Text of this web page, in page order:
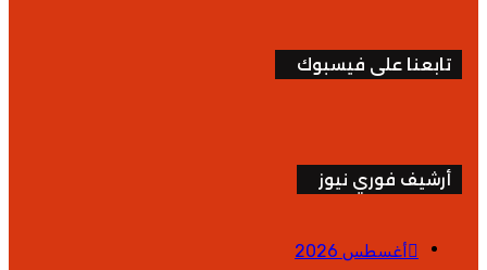
تابعنا على فيسبوك
أرشيف فوري نيوز
أغسطس 2026